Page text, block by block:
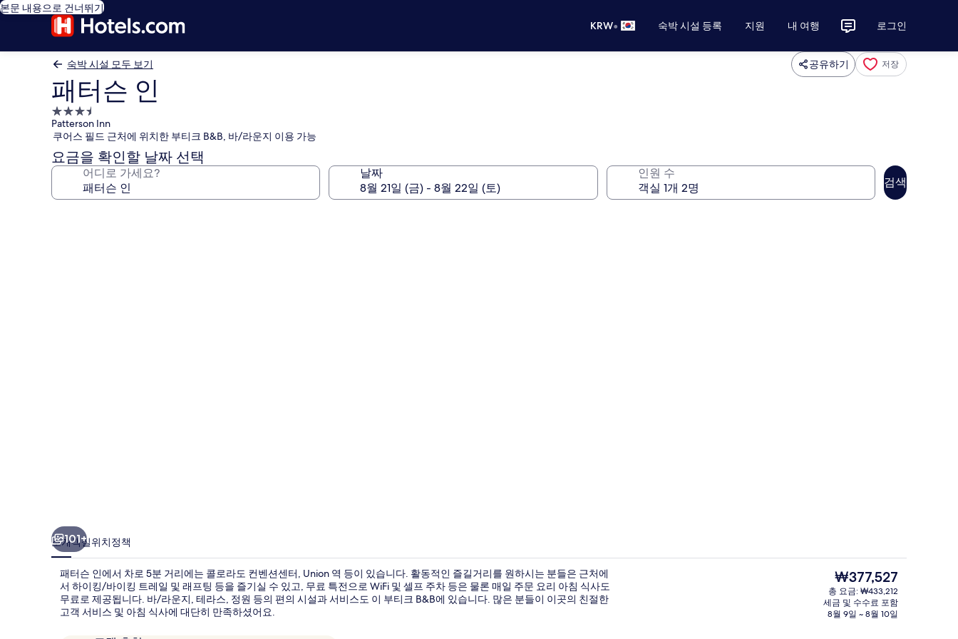
본문 내용으로 건너뛰기
KRW• 숙박 시설 등록 지원 내 여행 로그인
숙박 시설 모두 보기 공유하기 저장
패터슨 인
3.5
성
급
숙
박
Patterson Inn
쿠어스 필드 근처에 위치한 부티크 B&B, 바/라운지 이용 가능
요금을 확인할 날짜 선택
어디로 가세요? 날짜 인원 수
검색
더블룸 | 고급 침구, 오리/거위털 이불, 방음 설비, 다리미/다리미판
101+
소개객실위치정책
패터슨 인에서 차로 5분 거리에는 콜로라도 컨벤션센터, Union 역 등이 있습니다. 활동적인 즐길거리를 원하시는 분들은 근처에
서 하이킹/바이킹 트레일 및 래프팅 등을 즐기실 수 있고, 무료 특전으로 WiFi 및 셀프 주차 등은 물론 매일 주문 요리 아침 식사도
무료로 제공됩니다. 바/라운지, 테라스, 정원 등의 편의 시설과 서비스도 이 부티크 B&B에 있습니다. 많은 분들이 이곳의 친절한
고객 서비스 및 아침 식사에 대단히 만족하셨어요.
현
재
가
격
₩377,527
총 요금: ₩433,212
세금 및 수수료 포함
8월 9일 ~ 8월 10일